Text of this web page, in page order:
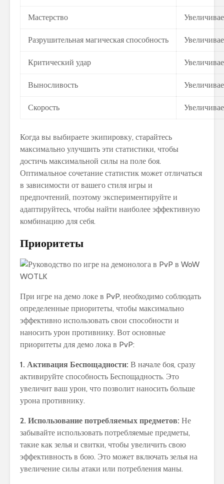
Мастерство
Разрушительная магическая способность
Критический удар
Выносливость
Скорость
Когда вы выбираете экипировку, старайтесь
максимально улучшить эти статистики, чтобы
достичь максимальной силы на поле боя.
Оптимальное сочетание статистик может отличаться
в зависимости от вашего стиля игры и
предпочтений, поэтому экспериментируйте и
адаптируйтесь, чтобы найти наиболее эффективную
комбинацию для себя.
Приоритеты
При игре на демо локе в PvP, необходимо соблюдать
определенные приоритеты, чтобы максимально
эффективно использовать свои способности и
наносить урон противнику. Вот основные
приоритеты для демо лока в PvP:
1. Активация Беспощадности: В начале боя, сразу
активируйте способность Беспощадность. Это
увеличит ваш урон, что позволит наносить больше
урона противнику.
2. Использование потребляемых предметов: Не
забывайте использовать потребляемые предметы,
такие как зелья и свитки, чтобы увеличить свою
эффективность в бою. Это может включать зелья на
увеличение силы атаки или потребления маны.